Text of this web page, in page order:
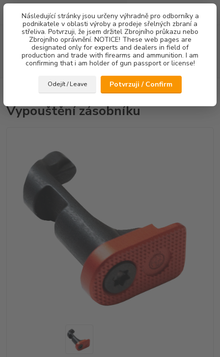
Následující stránky jsou určeny výhradně pro odborníky a
podnikatele v oblasti výroby a prodeje sřelných zbraní a
střeliva. Potvrzuji, že jsem držitel Zbrojního průkazu nebo
Zbrojního oprávnění. NOTICE! These web pages are
designated only for experts and dealers in field of
production and trade with firearms and ammunition. I am
confirming that i am holder of gun passport or license!
Odejít / Leave Potvrzuji / Confirm
Menu
Hledat
za0,00 Kč
Ostatní doplňky Vypouštění zásobníku
Vypouštění zásobníku